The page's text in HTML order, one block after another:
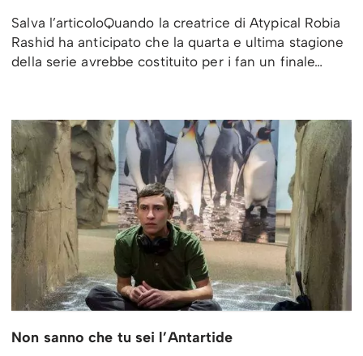
Salva l’articoloQuando la creatrice di Atypical Robia
Rashid ha anticipato che la quarta e ultima stagione
della serie avrebbe costituito per i fan un finale…
Non sanno che tu sei l’Antartide